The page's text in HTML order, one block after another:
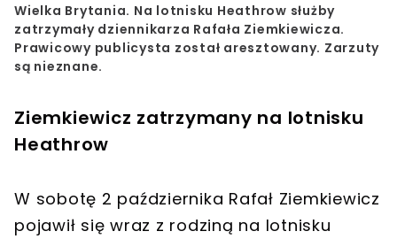
Wielka Brytania. Na lotnisku Heathrow służby
zatrzymały dziennikarza Rafała Ziemkiewicza.
Prawicowy publicysta został aresztowany. Zarzuty
są nieznane.
Ziemkiewicz zatrzymany na lotnisku
Heathrow
W sobotę 2 października Rafał Ziemkiewicz
pojawił się wraz z rodziną na lotnisku